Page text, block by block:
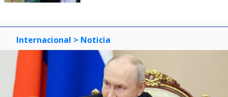
Internacional > Noticia